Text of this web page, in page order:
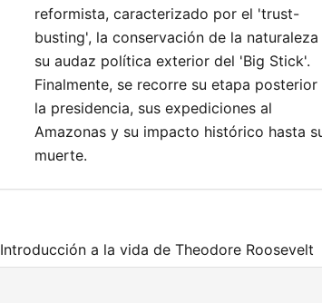
reformista, caracterizado por el 'trust-
busting', la conservación de la
su audaz política exterior del 'Big Stick'.
Finalmente, se recorre su etapa posterior
la presidencia, sus expediciones al
Amazonas y su impacto histórico hasta
muerte.
Introducción a la vida de Theodore Roosevelt